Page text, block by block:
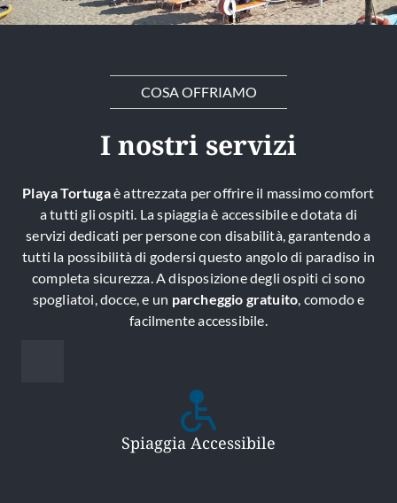
COSA OFFRIAMO
I nostri servizi
Playa Tortugaè attrezzata per offrire il massimo comfort
a tutti gli ospiti. La spiaggia è accessibile e dotata di
servizi dedicati per persone con disabilità, garantendo a
tutti la possibilità di godersi questo angolo di paradiso in
completa sicurezza. A disposizione degli ospiti ci sono
spogliatoi, docce, e un parcheggio gratuito, comodo e
facilmente accessibile.
Spiaggia Accessibile